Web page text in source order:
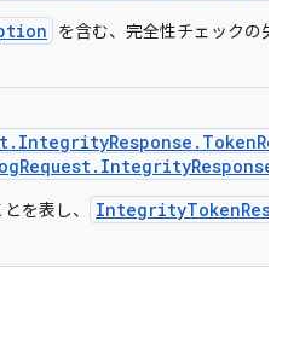
を含む、完全性チェックの失
を表し、